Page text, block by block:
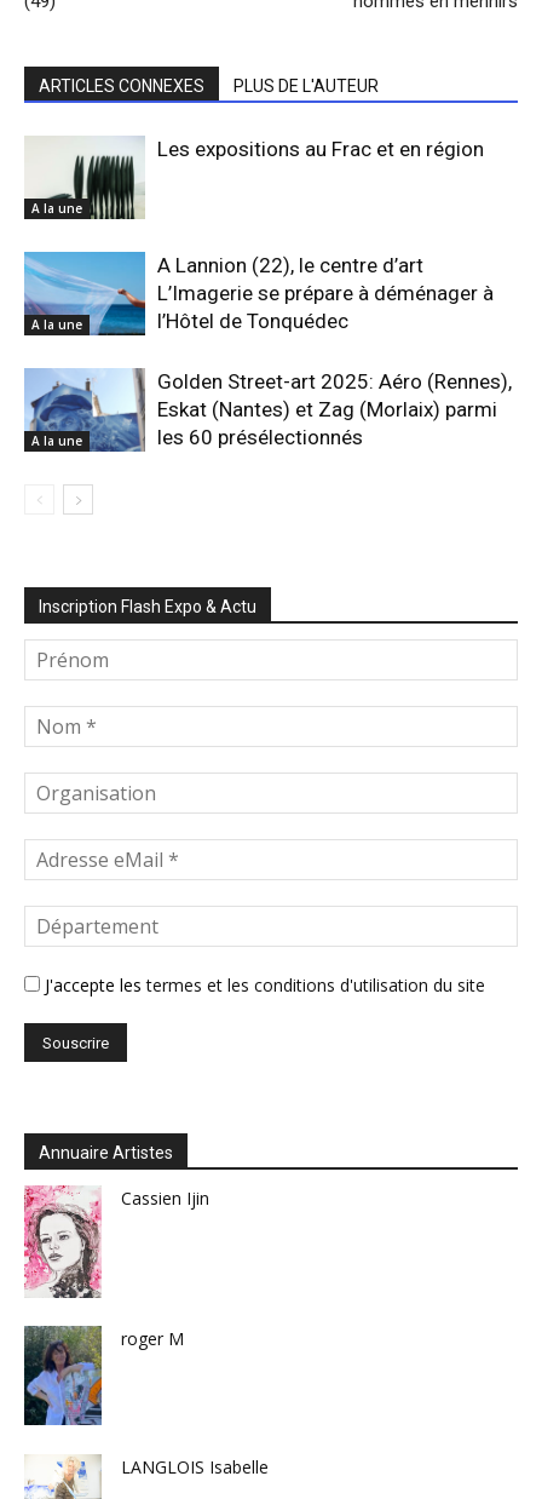
ARTICLES CONNEXES PLUS DE L'AUTEUR
A la une
Les expositions au Frac et en région
A la une
A Lannion (22), le centre d’art
L’Imagerie se prépare à déménager à
l’Hôtel de Tonquédec
A la une
Golden Street-art 2025: Aéro (Rennes),
Eskat (Nantes) et Zag (Morlaix) parmi
les 60 présélectionnés
Inscription Flash Expo & Actu
J'accepte lestermes et les conditions d'utilisation du site
Annuaire Artistes
Cassien Ijin
roger M
LANGLOIS Isabelle